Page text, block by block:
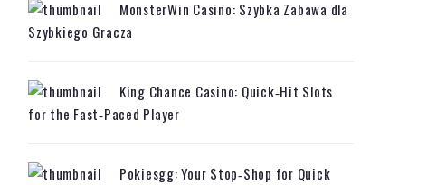
MonsterWin Casino: Szybka Zabawa dla
Szybkiego Gracza
King Chance Casino: Quick‑Hit Slots
for the Fast‑Paced Player
Pokiesgg: Your Stop‑Shop for Quick